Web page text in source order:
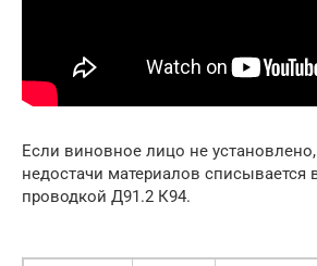
Если виновное лицо не
недостачи материалов списывается
проводкой Д91.2 К94.